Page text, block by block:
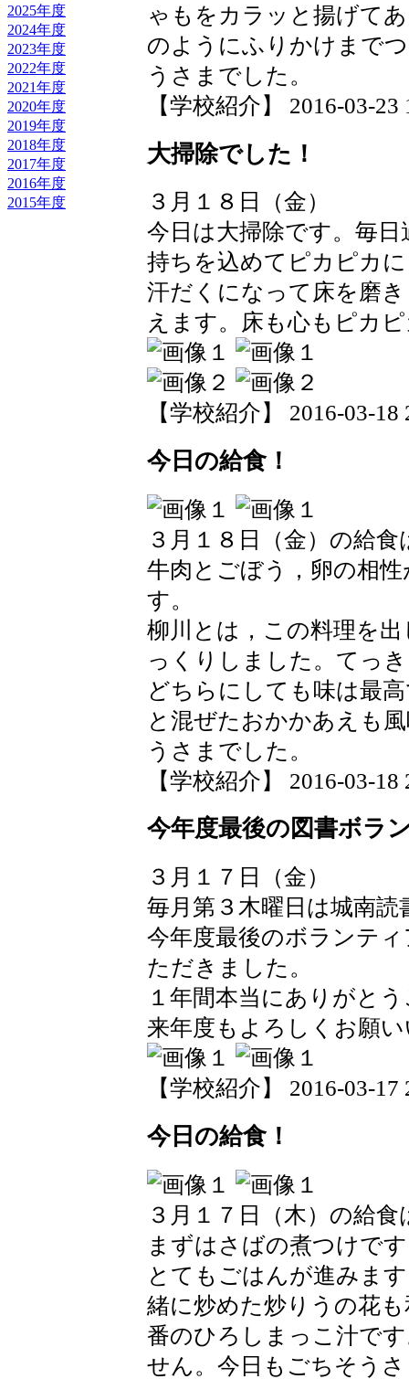
2025年度
2024年度
2023年度
2022年度
2021年度
2020年度
2019年度
2018年度
2017年度
2016年度
2015年度
ゃもをカラッと揚げて
のようにふりかけまで
うさまでした。
【学校紹介】 2016-03-23
大掃除でした！
３月１８日（金）
今日は大掃除です。毎
持ちを込めてピカピカ
汗だくになって床を磨
えます。床も心もピカ
【学校紹介】 2016-03-18
今日の給食！
３月１８日（金）の給
牛肉とごぼう，卵の相
す。
柳川とは，この料理を
っくりしました。てっ
どちらにしても味は最
と混ぜたおかかあえも
うさまでした。
【学校紹介】 2016-03-18
今年度最後の図書ボラ
３月１７日（金）
毎月第３木曜日は城南読
今年度最後のボランテ
ただきました。
１年間本当にありがと
来年度もよろしくお願
【学校紹介】 2016-03-17
今日の給食！
３月１７日（木）の給
まずはさばの煮つけで
とてもごはんが進みま
緒に炒めた炒りうの花
番のひろしまっこ汁で
せん。今日もごちそう